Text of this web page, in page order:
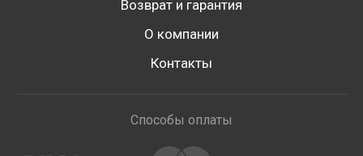
Возврат и гарантия
О компании
Контакты
Способы оплаты